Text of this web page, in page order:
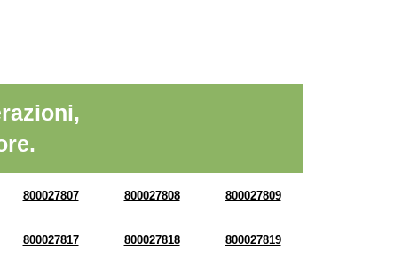
800027807 800027808 800027809
800027817 800027818 800027819